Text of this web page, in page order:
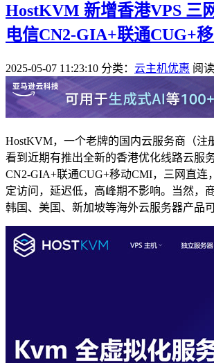
HostKVM 新增香港VPS 三
电信CN2-GIA+联通CUG+
2025-05-07 11:23:10 分类： 云主机优惠 阅
HostKVM，一个老牌的国内云服务商（注
看到近期有推出全新的香港优化线路云服
CN2-GIA+联通CUG+移动CMI，三网直连
定访问，延迟低，高峰期不影响。当然，
韩国、美国、新加坡等海外云服务器产品可